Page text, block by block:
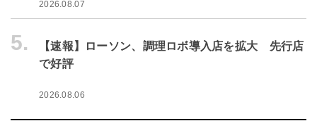
2026.08.07
5.
【速報】ローソン、調理ロボ導入店を拡大 先行店
で好評
2026.08.06